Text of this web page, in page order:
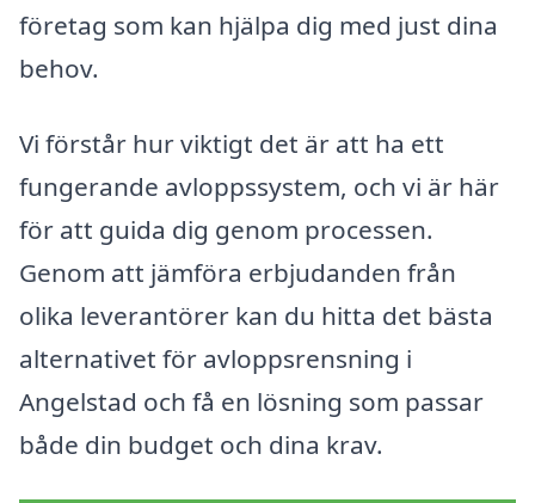
företag som kan hjälpa dig med just dina
behov.
Vi förstår hur viktigt det är att ha ett
fungerande avloppssystem, och vi är här
för att guida dig genom processen.
Genom att jämföra erbjudanden från
olika leverantörer kan du hitta det bästa
alternativet för avloppsrensning i
Angelstad och få en lösning som passar
både din budget och dina krav.